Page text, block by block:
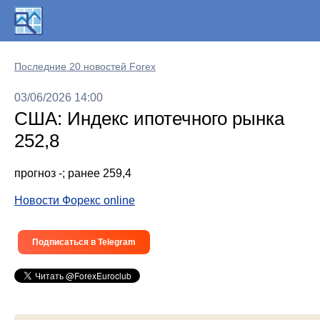
Последние 20 новостей Forex
03/06/2026 14:00
США: Индекс ипотечного рынка
252,8
прогноз -; ранее 259,4
Новости Форекс online
Подписаться в Telegram